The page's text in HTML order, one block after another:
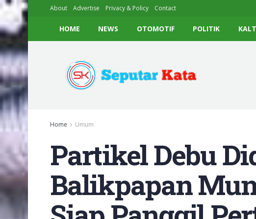
About Advertise Privacy & Policy Contact
HOME NEWS OTOMOTIF POLITIK
Home Umum
Partikel Debu
Balikpapan